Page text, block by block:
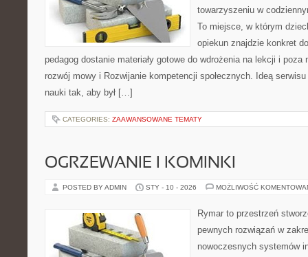
towarzyszeniu w
To miejsce, w którym
opiekun znajdzie konkret
pedagog dostanie materiały gotowe do wdrożenia na lekcji i poza
rozwój mowy i Rozwijanie kompetencji społecznych. Ideą
nauki tak, aby był […]
CATEGORIES: ZAAWANSOWANE TEMATY
OGRZEWANIE I KOMINKI
POSTED BY ADMIN STY - 10 - 2026 MOŻLIWOŚĆ
Rymar to przestrzeń
pewnych rozwiązań w
nowoczesnych systemów